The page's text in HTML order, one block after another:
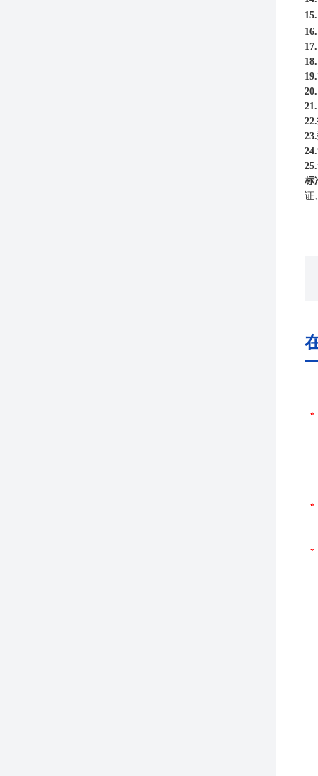
19.
20.
21.
22.
23.
标
证